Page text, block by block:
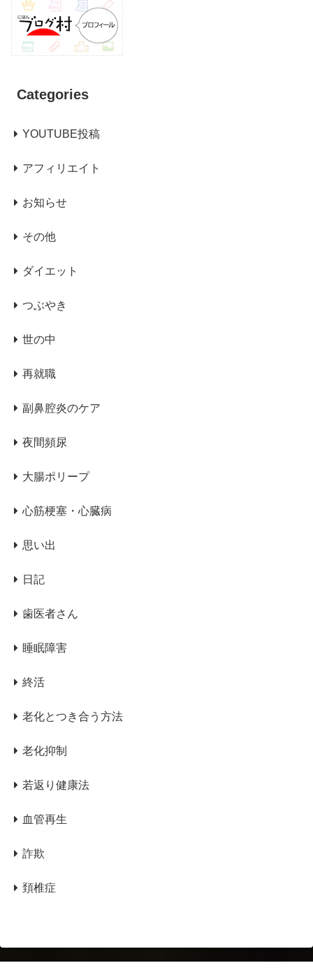
Categories
YOUTUBE投稿
アフィリエイト
お知らせ
その他
ダイエット
つぶやき
世の中
再就職
副鼻腔炎のケア
夜間頻尿
大腸ポリープ
心筋梗塞・心臓病
思い出
日記
歯医者さん
睡眠障害
終活
老化とつき合う方法
老化抑制
若返り健康法
血管再生
詐欺
頚椎症